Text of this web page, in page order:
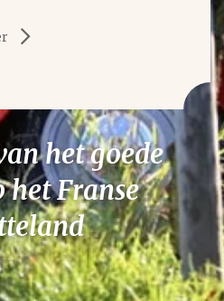
het goede
het Franse